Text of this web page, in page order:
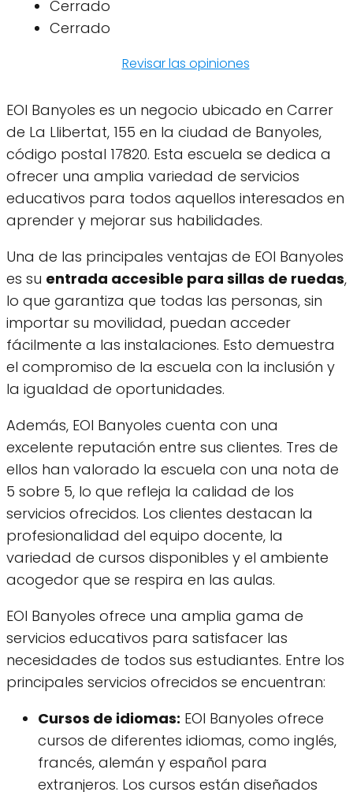
Cerrado
Cerrado
Revisar las opiniones
EOI Banyoles es un negocio ubicado en Carrer
de La Llibertat, 155 en la ciudad de Banyoles,
código postal 17820. Esta escuela se dedica a
ofrecer una amplia variedad de servicios
educativos para todos aquellos interesados en
aprender y mejorar sus habilidades.
Una de las principales ventajas de EOI Banyoles
es su entrada accesible para sillas de ruedas,
lo que garantiza que todas las personas, sin
importar su movilidad, puedan acceder
fácilmente a las instalaciones. Esto demuestra
el compromiso de la escuela con la inclusión y
la igualdad de oportunidades.
Además, EOI Banyoles cuenta con una
excelente reputación entre sus clientes. Tres de
ellos han valorado la escuela con una nota de
5 sobre 5, lo que refleja la calidad de los
servicios ofrecidos. Los clientes destacan la
profesionalidad del equipo docente, la
variedad de cursos disponibles y el ambiente
acogedor que se respira en las aulas.
EOI Banyoles ofrece una amplia gama de
servicios educativos para satisfacer las
necesidades de todos sus estudiantes. Entre los
principales servicios ofrecidos se encuentran:
Cursos de idiomas: EOI Banyoles ofrece
cursos de diferentes idiomas, como inglés,
francés, alemán y español para
extranjeros. Los cursos están diseñados